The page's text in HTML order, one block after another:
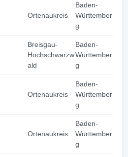
Ortenaukreis
Baden-
Württember
g
Breisgau-
Hochschwarzw
ald
Baden-
Württember
g
Ortenaukreis
Baden-
Württember
g
Ortenaukreis
Baden-
Württember
g